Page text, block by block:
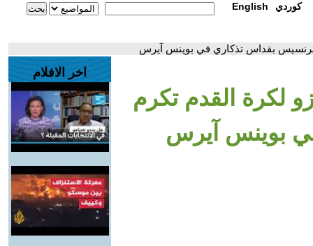
English كوردي
فرنسيس بقداس تذكاري في بوينس آيرس
لكرة القدم تكرم
بوينس آيرس
اخر الافلام